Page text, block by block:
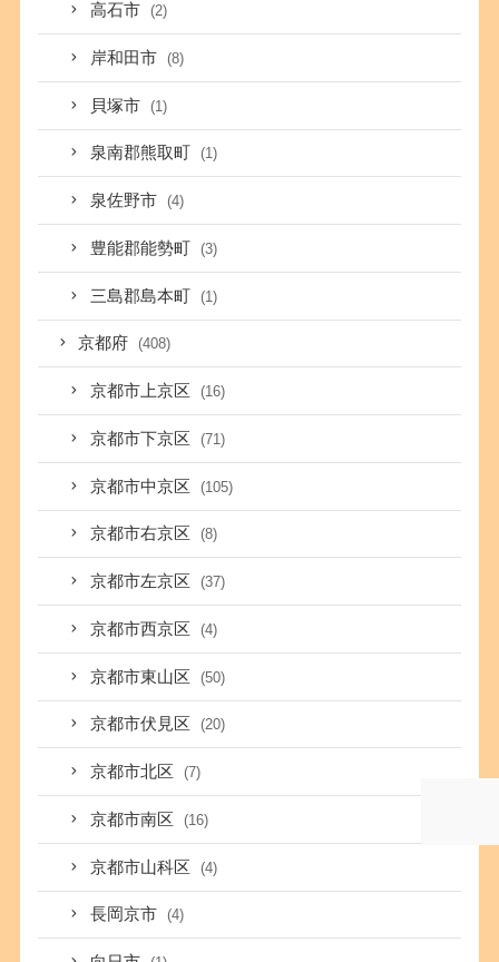
高石市 (2)
岸和田市 (8)
貝塚市 (1)
泉南郡熊取町 (1)
泉佐野市 (4)
豊能郡能勢町 (3)
三島郡島本町 (1)
京都府 (408)
京都市上京区 (16)
京都市下京区 (71)
京都市中京区 (105)
京都市右京区 (8)
京都市左京区 (37)
京都市西京区 (4)
京都市東山区 (50)
京都市伏見区 (20)
京都市北区 (7)
京都市南区 (16)
京都市山科区 (4)
長岡京市 (4)